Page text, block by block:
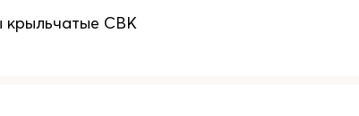
крыльчатые СВК